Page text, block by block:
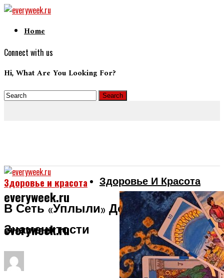
Home
Connect with us
Hi, What Are You Looking For?
everyweek.ru
everyweek.ru
Здоровье И Красота
Здоровье и красота
В Сеть «уплыли» Домашние Фото
Знаменитости